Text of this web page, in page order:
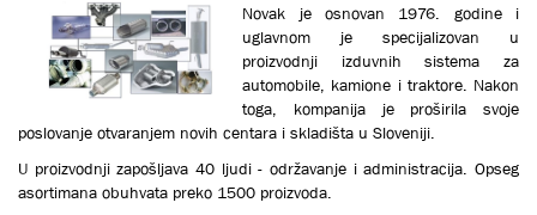
Novak je osnovan 1976. godine i
uglavnom je specijalizovan u
proizvodnji izduvnih sistema za
automobile, kamione i traktore. Nakon
toga, kompanija je proširila svoje
poslovanje otvaranjem novih centara i skladišta u Sloveniji.
U proizvodnji zapošljava 40 ljudi - održavanje i administracija. Opseg
asortimana obuhvata preko 1500 proizvoda.